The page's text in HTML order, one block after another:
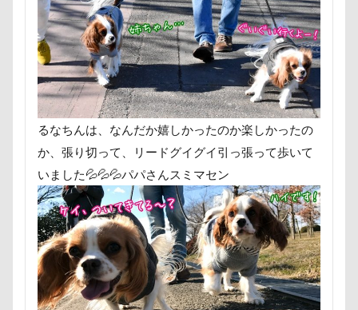
るなちんは、なんだか嬉しかったのか楽しかったの
か、張り切って、リードグイグイ引っ張って歩いて
いました💦💦💦パパさんスミマセン
東京ビックサイト
東京April 来客
本部町
望くん
服 撮影テクニック
携帯ストラップ
忍者
成田ゆめ牧場 愛車 情報誌
恩納村
怒られる5秒前
怒らない 忘年会 心雑音
心配
心臓病の薬 心大朗くん
微速度撮影
彩湖・道満グリーンパーク
弱点 成田山
接触冷感
接待係 指輪
抜け毛取りクリーナー
抜け毛
手編みセーター
手作りスヌード
手作りゴハン 手作りケーキ
扇雀飴本舗
所沢航空記念公園 所沢市
房総
短冊に願いごと書いったー
犬の系統図 猫
犬用御節
犬用ケーキ 犬歯 犬服
犬旅本